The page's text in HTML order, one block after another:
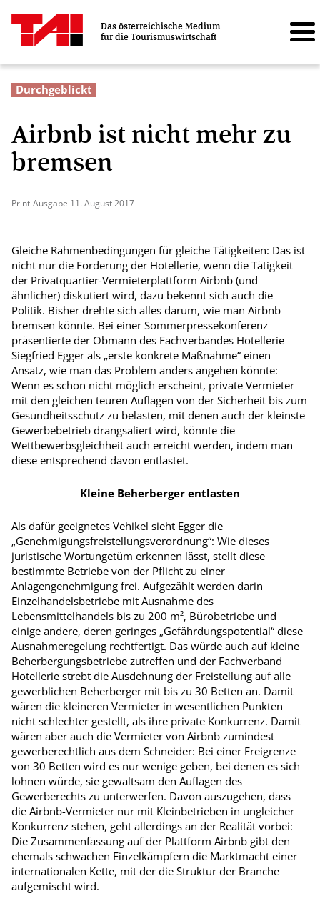
Das österreichische Medium
für die Tourismuswirtschaft
Durchgeblickt
Airbnb ist nicht mehr zu
bremsen
Print-Ausgabe 11. August 2017
Gleiche Rahmenbedingungen für gleiche Tätigkeiten: Das ist
nicht nur die Forderung der Hotellerie, wenn die Tätigkeit
der Privatquartier-Vermieterplattform Airbnb (und
ähnlicher) diskutiert wird, dazu bekennt sich auch die
Politik. Bisher drehte sich alles darum, wie man Airbnb
bremsen könnte. Bei einer Sommerpressekonferenz
präsentierte der Obmann des Fachverbandes Hotellerie
Siegfried Egger als „erste konkrete Maßnahme“ einen
Ansatz, wie man das Problem anders angehen könnte:
Wenn es schon nicht möglich erscheint, private Vermieter
mit den gleichen teuren Auflagen von der Sicherheit bis zum
Gesundheitsschutz zu belasten, mit denen auch der kleinste
Gewerbebetrieb drangsaliert wird, könnte die
Wettbewerbsgleichheit auch erreicht werden, indem man
diese entsprechend davon entlastet.
Kleine Beherberger entlasten
Als dafür geeignetes Vehikel sieht Egger die
„Genehmigungsfreistellungsverordnung“: Wie dieses
juristische Wortungetüm erkennen lässt, stellt diese
bestimmte Betriebe von der Pflicht zu einer
Anlagengenehmigung frei. Aufgezählt werden darin
Einzelhandelsbetriebe mit Ausnahme des
Lebensmittelhandels bis zu 200 m², Bürobetriebe und
einige andere, deren geringes „Gefährdungspotential“ diese
Ausnahmeregelung rechtfertigt. Das würde auch auf kleine
Beherbergungsbetriebe zutreffen und der Fachverband
Hotellerie strebt die Ausdehnung der Freistellung auf alle
gewerblichen Beherberger mit bis zu 30 Betten an. Damit
wären die kleineren Vermieter in wesentlichen Punkten
nicht schlechter gestellt, als ihre private Konkurrenz. Damit
wären aber auch die Vermieter von Airbnb zumindest
gewerberechtlich aus dem Schneider: Bei einer Freigrenze
von 30 Betten wird es nur wenige geben, bei denen es sich
lohnen würde, sie gewaltsam den Auflagen des
Gewerberechts zu unterwerfen. Davon auszugehen, dass
die Airbnb-Vermieter nur mit Kleinbetrieben in ungleicher
Konkurrenz stehen, geht allerdings an der Realität vorbei:
Die Zusammenfassung auf der Plattform Airbnb gibt den
ehemals schwachen Einzelkämpfern die Marktmacht einer
internationalen Kette, mit der die Struktur der Branche
aufgemischt wird.